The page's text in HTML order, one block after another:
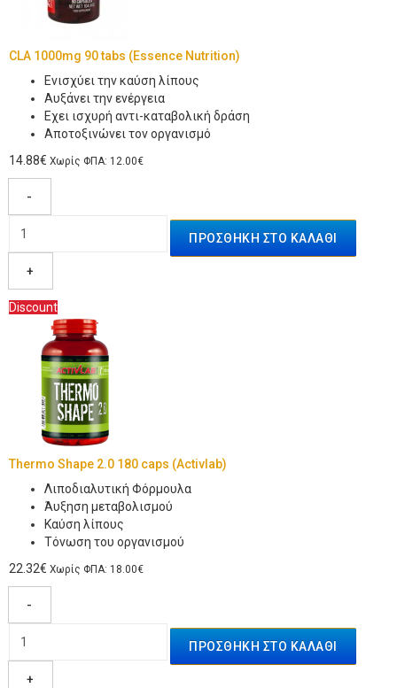
CLA 1000mg 90 tabs (Essence Nutrition)
Ενισχύει την καύση λίπους
Αυξάνει την ενέργεια
Εχει ισχυρή αντι-καταβολική δράση
Αποτοξινώνει τον οργανισμό
14.88€ Χωρίς ΦΠΑ: 12.00€
-
+
Discount
Thermo Shape 2.0 180 caps (Activlab)
Λιποδιαλυτική Φόρμουλα
Άυξηση μεταβολισμού
Καύση λίπους
Τόνωση του οργανισμού
22.32€ Χωρίς ΦΠΑ: 18.00€
-
+